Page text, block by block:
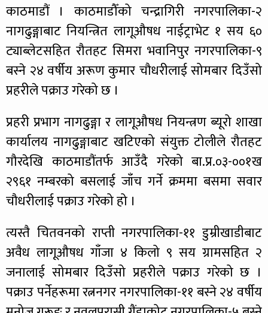
काठमाडौं । काठमाडौँको चन्द्रागिरी नगरपालिका-२
नागढुङ्गाबाट नियन्त्रित लागूऔषध नाईट्राभेट १ सय ६०
ट्याब्लेटसहित रौतहट सिमरा भवानिपुर नगरपालिका-९
बस्ने २४ वर्षीय अरूण कुमार चौधरीलाई सोमबार दिउँसो
प्रहरीले पक्राउ गरेको छ ।
प्रहरी प्रभाग नागढुङ्गा र लागूऔषध नियन्त्रण ब्यूरो शाखा
कार्यालय नागढुङ्गाबाट खटिएको संयुक्त टोलीले रौतहट
गौरदेखि काठमाडौंतर्फ आउँदै गरेको बा.प्र.०३-००१ख
२९६१ नम्बरको बसलाई जाँच गर्ने क्रममा बसमा सवार
चौधरीलाई पक्राउ गरेको हो ।
त्यस्तै चितवनको राप्ती नगरपालिका-११ डुम्रीखाडीबाट
अवैध लागूऔषध गाँजा ४ किलो ९ सय ग्रामसहित २
जनालाई सोमबार दिउँसो प्रहरीले पक्राउ गरेको छ ।
पक्राउ पर्नेहरूमा रत्ननगर नगरपालिका-११ बस्ने २४ वर्षीय